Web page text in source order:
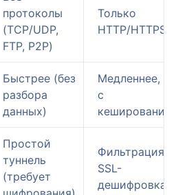
протоколы
(TCP/UDP,
FTP, P2P)
Только
HTTP/HTTPS
Быстрее (без
разбора
данных)
Медленнее, но
с
Простой
туннель
(требует
Фильтрация,
SSL-
дешифровка